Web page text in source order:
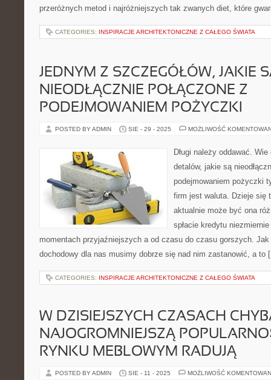
przeróżnych metod i najróżniejszych tak zwanych diet, które
CATEGORIES: INSPIRACJE ARCHITEKTONICZNE Z CAŁEGO ŚWIATA
JEDNYM Z SZCZEGÓŁÓW, JAKIE
NIEODŁĄCZNIE POŁĄCZONE Z
PODEJMOWANIEM POŻYCZKI
POSTED BY ADMIN SIE - 29 - 2025 MOŻLIWOŚĆ
Długi należy oddawać.
detalów, jakie są
podejmowaniem pożyczki
firm jest waluta. Dzieje się
aktualnie może być ona
spłacie kredytu
momentach przyjaźniejszych a od czasu do czasu gorszych. Jak
dochodowy dla nas musimy dobrze się nad nim zastanowić, a to
CATEGORIES: INSPIRACJE ARCHITEKTONICZNE Z CAŁEGO ŚWIATA
W DZISIEJSZYCH CZASACH
NAJOGROMNIEJSZĄ
RYNKU MEBLOWYM RADUJĄ
POSTED BY ADMIN SIE - 11 - 2025 MOŻLIWOŚĆ